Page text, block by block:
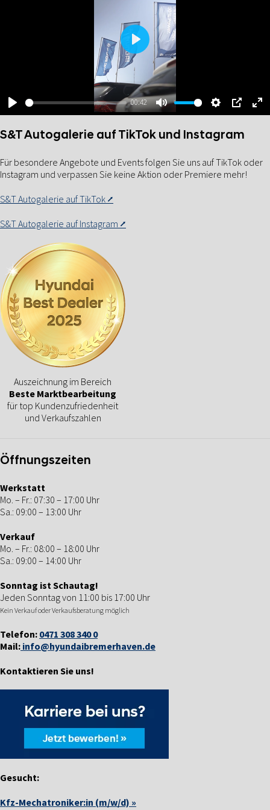
Play
00:42
Mute Settings
PIP
Play
S&T Autogalerie auf TikTok und Instagram
Für besondere Angebote und Events folgen Sie uns auf TikTok oder
Instagram und verpassen Sie keine Aktion oder Premiere mehr!
S&T Autogalerie auf TikTok ⭧
S&T Autogalerie auf Instagram ⭧
Auszeichnung im Bereich
Beste Marktbearbeitung
für top Kundenzufriedenheit
und Verkaufszahlen
Öffnungszeiten
Werkstatt
Mo. – Fr.: 07:30 – 17:00 Uhr
Sa.: 09:00 – 13:00 Uhr
Verkauf
Mo. – Fr.: 08:00 – 18:00 Uhr
Sa.: 09:00 – 14:00 Uhr
Sonntag ist Schautag!
Jeden Sonntag von 11:00 bis 17:00 Uhr
Kein Verkauf oder Verkaufsberatung möglich
Telefon: 0471 308 340 0
Mail: info@hyundaibremerhaven.de
Kontaktieren Sie uns!
Gesucht:
Kfz-Mechatroniker:in (m/w/d) »